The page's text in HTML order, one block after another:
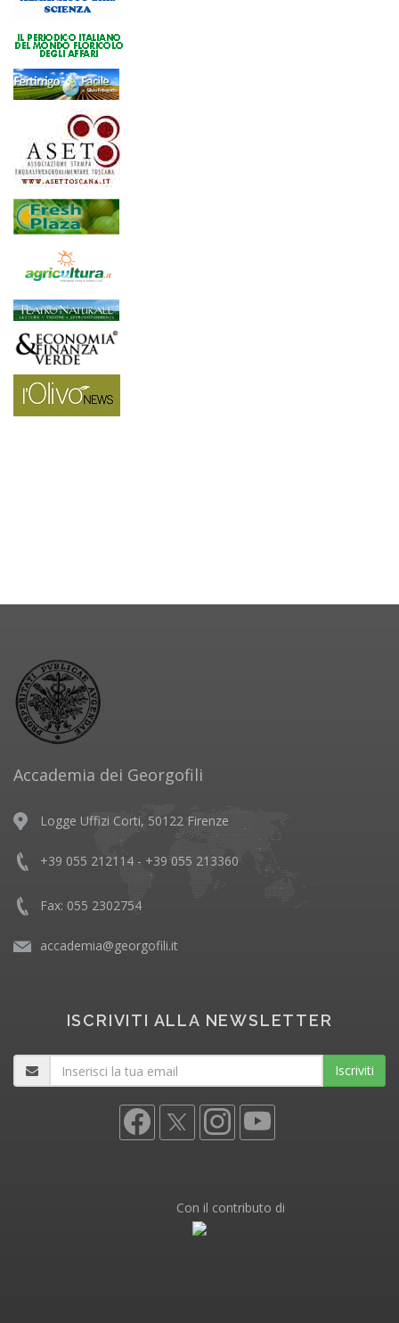
Accademia dei Georgofili
Logge Uffizi Corti, 50122 Firenze
+39 055 212114 - +39 055 213360
Fax: 055 2302754
accademia@georgofili.it
ISCRIVITI ALLA NEWSLETTER
Iscriviti
Con il contributo di